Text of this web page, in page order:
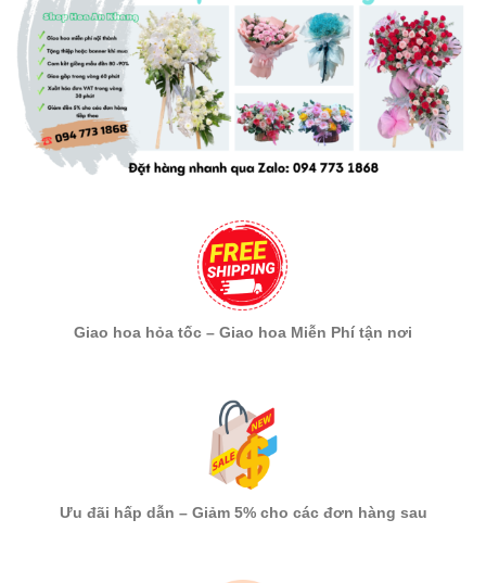
Giao hoa hỏa tốc – Giao hoa Miễn Phí tận nơi
Ưu đãi hấp dẫn – Giảm 5% cho các đơn hàng sau